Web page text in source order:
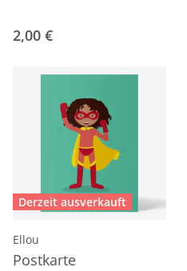
2,00 €
Derzeit ausverkauft
Ellou
Postkarte